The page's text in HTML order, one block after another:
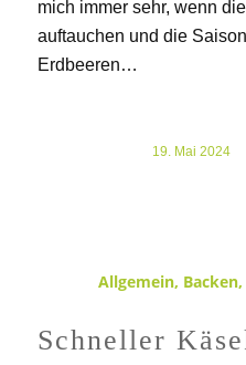
mich immer sehr, wenn
auftauchen und die
Erdbeeren…
19. Mai 2024
Allgemein, Backen,
Schneller